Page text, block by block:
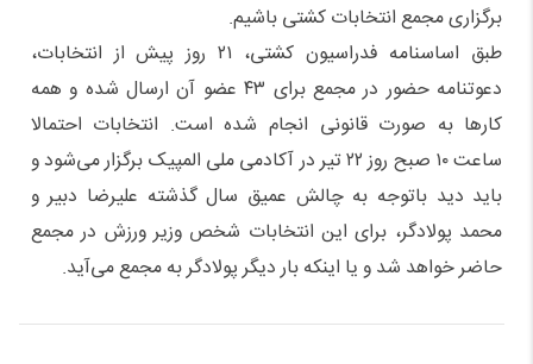
برگزاری مجمع انتخابات کشتی باشیم.
طبق اساسنامه فدراسیون کشتی، ۲۱ روز پیش از انتخابات،
دعوتنامه حضور در مجمع برای ۴۳ عضو آن ارسال شده و همه
کار‌ها به صورت قانونی انجام شده است. انتخابات احتمالا
ساعت ۱۰ صبح روز ۲۲ تیر در آکادمی ملی المپیک برگزار می‌شود و
باید دید باتوجه به چالش عمیق سال گذشته علیرضا دبیر و
محمد پولادگر، برای این انتخابات شخص وزیر ورزش در مجمع
حاضر خواهد شد و یا اینکه بار دیگر پولادگر به مجمع می‌آید.